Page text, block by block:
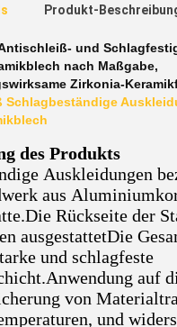
Produkt-
und
nach Maßgabe,
Zirkonia-
Schlagbeständige
des Produkts
Auskleidungen
aus
Rückseite der
ausgestattetDie
und schlagfeste
auf
von
und